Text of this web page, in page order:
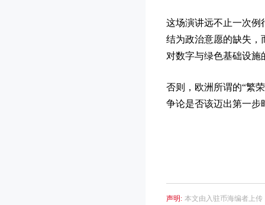
这场演讲远不止一次例
结为政治意愿的缺失，
对数字与绿色基础设
否则，欧洲所谓的“繁
争论是否该迈出第一步
声明: 本文由入驻币海编者上